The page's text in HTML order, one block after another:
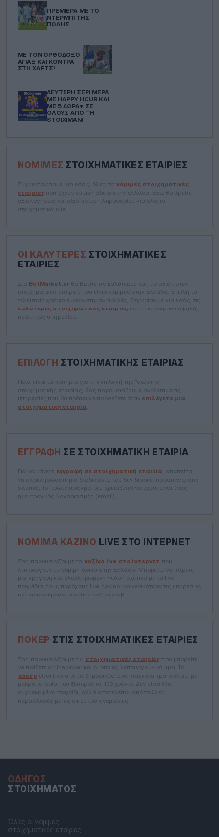
ΠΡΕΜΙΈΡΑ ΜΕ ΤΟ
ΝΤΈΡΜΠΙ ΤΗΣ
ΠΌΛΗΣ
ΜΕ ΤΟΝ ΟΡΘΌΔΟΞΟ
ΆΓΙΑΞ ΚΑΙ ΚΌΝΤΡΑ
ΣΤΗ ΧΑΡΤΣ!
ΔΕΎΤΕΡΗ ΣΕΡΊ ΜΈΡΑ
ΜΕ HAPPY HOUR ΚΑΙ
ΜΕ 5 ΔΏΡΑ* ΣΕ
ΌΛΟΥΣ ΑΠΌ ΤΗ
STOIXIMAN!
ΝΌΜΙΜΕΣ ΣΤΟΙΧΗΜΑΤΙΚΈΣ ΕΤΑΙΡΊΕΣ
Συγκεντρώσαμε για εσάς, όλες τις νόμιμες στοιχηματικές
εταιρίες που έχουν νόμιμη άδεια στην Ελλάδα. Εδώ θα βρείτε
αξιολογήσεις και αξιόπιστες πληροφορίες για όλα τα
στοιχηματικά site.
ΟΙ ΚΑΛΎΤΕΡΕΣ ΣΤΟΙΧΗΜΑΤΙΚΈΣ
ΕΤΑΙΡΊΕΣ
Στο BetMarket.grθα βρείτε τις καλύτερες και πιο αξιόπιστες
στοιχηματικές εταιρίες που είναι νόμιμες στην Ελλάδα. Επειδή τα
τελευταία χρόνια εμφανίστηκαν πολλές, ξεχωρίσαμε για εσάς, τις
καλύτερες στοιχηματικές εταιρίεςπου προσφέρουν υψηλής
ποιότητας υπηρεσίες.
ΕΠΙΛΟΓΉ ΣΤΟΙΧΗΜΑΤΙΚΉΣ ΕΤΑΙΡΊΑΣ
Ποια είναι τα κριτήρια για την επιλογή της "σωστής"
στοιχηματικής εταιρίας; Σας παρουσιάζουμε αναλυτικά τις
υπηρεσίες που θα πρέπει να προσέξετε όταν επιλέγετε μια
στοιχηματική εταιρία
ΕΓΓΡΑΦΉ ΣΕ ΣΤΟΙΧΗΜΑΤΙΚΉ ΕΤΑΙΡΊΑ
Για να κάνετε εγγραφή σε στοιχηματική εταιρία , απαιτείται
να ολοκληρώσετε μια διαδικασία που δεν διαρκεί παραπάνω από
5 λεπτά. Το πρώτο πράγμα που χρειάζεται να έχετε είναι ένας
ηλεκτρονικός λογαριασμός (email).
ΝΌΜΙΜΑ ΚΑΖΊΝΟ LIVE ΣΤΟ ΊΝΤΕΡΝΕΤ
Σας παρουσιάζουμε τα καζίνο live στο ίντερνετ που
λειτουργούν με νόμιμη άδεια στην Ελλάδα. Μπορείτε να πάρετε
μια γρήγορη και ολοκληρωμένη γεύση σχετικά με τα live
παιχνίδια, τους παρόχους live casino και γενικότερα τις υπηρεσίες
που προσφέρουν τα online καζίνο λαιβ.
ΠΌΚΕΡ ΣΤΙΣ ΣΤΟΙΧΗΜΑΤΙΚΈΣ ΕΤΑΙΡΊΕΣ
Σας παρουσιάζουμε τις στοιχηματικές εταιρίες που μπορείτε
να παίξετε online poker και οι οποίες λειτουργούν νόμιμα. Το
πόκερ είναι ένα από τα δημοφιλέστερα παιχνίδια τράπουλας, με
μακρά ιστορία που ξεπερνά τα 100 χρόνια. Δεν είναι ένα
συγκεκριμένο παιχνίδι, αλλά αποτελείται από πολλές
παραλλαγές με τις δικές του ονομασίες.
ΟΔΗΓΌΣ
ΣΤΟΙΧΉΜΑΤΟΣ
Όλες οι νόμιμες
στοιχηματικές εταιρίες